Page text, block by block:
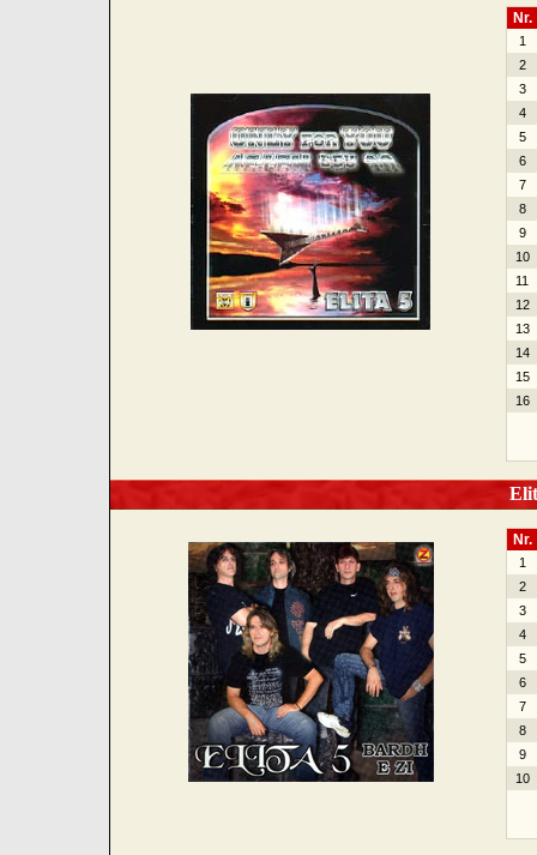
Nr.
1
2
3
4
5
6
7
8
9
10
11
12
13
14
15
16
Nr.
1
2
3
4
5
6
7
8
9
10